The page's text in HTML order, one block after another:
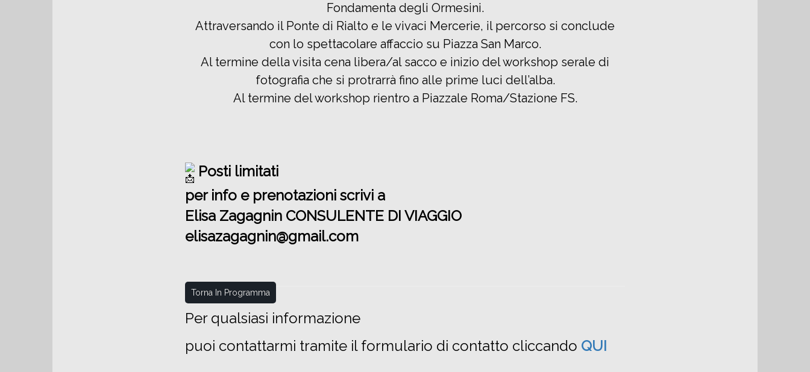
Fondamenta degli Ormesini.
Attraversando il Ponte di Rialto e le vivaci Mercerie, il percorso si conclude
con lo spettacolare affaccio su Piazza San Marco.
Al termine della visita cena libera/al sacco e inizio del workshop serale di
fotografia che si protrarrà fino alle prime luci dell’alba.
Al termine del workshop rientro a Piazzale Roma/Stazione FS.
Posti limitati
per info e prenotazioni scrivi a
Elisa Zagagnin CONSULENTE DI VIAGGIO
elisazagagnin@gmail.com
Torna In Programma
Per qualsiasi informazione
puoi contattarmi tramite il formulario di contatto cliccando QUI